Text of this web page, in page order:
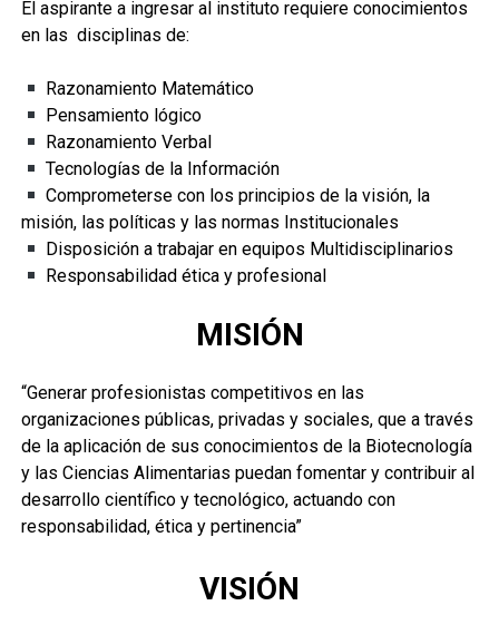
El aspirante a ingresar al instituto requiere conocimientos
en las disciplinas de:
Razonamiento Matemático
Pensamiento lógico
Razonamiento Verbal
Tecnologías de la Información
Comprometerse con los principios de la visión, la
misión, las políticas y las normas Institucionales
Disposición a trabajar en equipos Multidisciplinarios
Responsabilidad ética y profesional
MISIÓN
“Generar profesionistas competitivos en las
organizaciones públicas, privadas y sociales, que a través
de la aplicación de sus conocimientos de la Biotecnología
y las Ciencias Alimentarias puedan fomentar y contribuir al
desarrollo científico y tecnológico, actuando con
responsabilidad, ética y pertinencia”
VISIÓN